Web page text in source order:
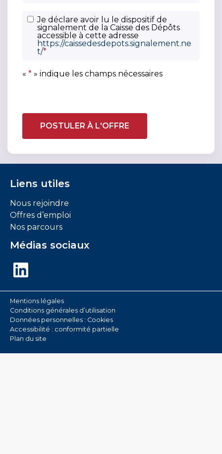
d
fi
é
D
s
i
d
g
a
l
e
m
n
t
*
Je déclare avoir lu le dispositif de
signalement de la Caisse des Dépôts
accessible à cette adresse
https://caissedesdepots.signalement.ne
t/*
« * » indique les champs nécessaires
Liens utiles
Nous rejoindre
Offres d’emploi
Nos parcours
Médias sociaux
LinkedIn
Mentions légales
Conditions générales d’utilisation
Données personnelles : Cookies
Accessibilité : conformité partielle
Plan du site